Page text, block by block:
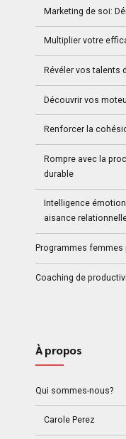
Marketing de soi:
Multiplier votre
Révéler vos talents
Découvrir vos
Renforcer la
Rompre avec la
durable
Intelligence
aisance
Programmes
Coaching de
À propos
Qui sommes-nous?
Carole Perez